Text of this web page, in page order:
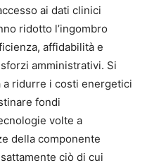
ai dati clinici
ridotto l’ingombro
affidabilità e
amministrativi. Si
ridurre i costi energetici
fondi
volte a
della componente
ciò di cui